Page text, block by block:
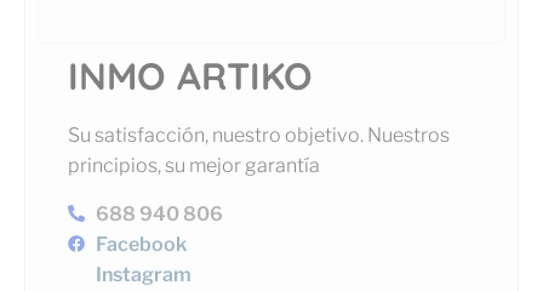
INMO ARTIKO
Su satisfacción, nuestro objetivo. Nuestros
principios, su mejor garantía
688 940 806
Facebook
Instagram